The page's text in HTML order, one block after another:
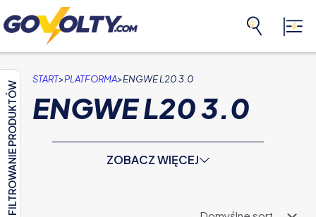
FILTROWANIE PRODUKTÓW
START>PLATFORMA>ENGWE L20 3.0
ENGWE L20 3.0
ZOBACZ WIĘCEJ